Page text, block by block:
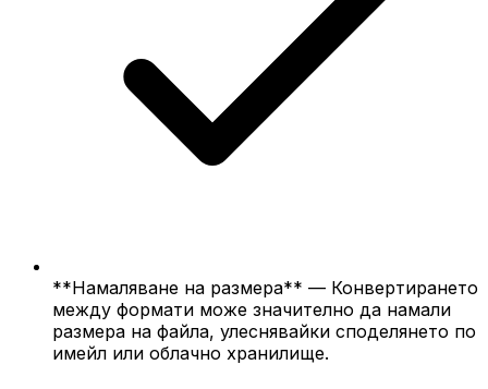
**Намаляване на размера** — Конвертирането
между формати може значително да намали
размера на файла, улеснявайки споделянето по
имейл или облачно хранилище.